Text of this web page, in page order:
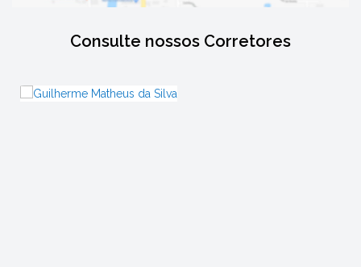
Consulte nossos Corretores